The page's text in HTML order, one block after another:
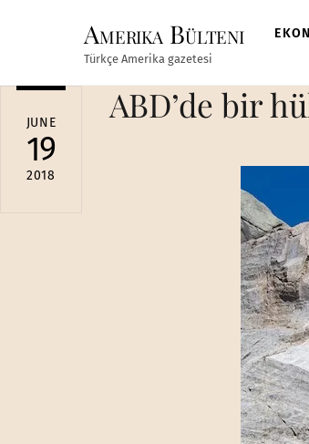
Amerika Bülteni
Türkçe Amerika gazetesi
JUNE
19
2018
ABD’de bir